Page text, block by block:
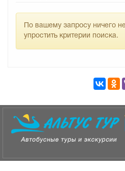
По вашему запросу ничего
упростить критерии поиска.